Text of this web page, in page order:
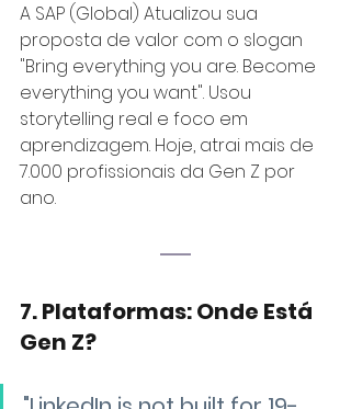
A SAP (Global) Atualizou sua
proposta de valor com o slogan
"Bring everything you are. Become
everything you want". Usou
storytelling real e foco em
aprendizagem. Hoje, atrai mais de
7.000 profissionais da Gen Z por
ano.
7. Plataformas: Onde Está
Gen Z?